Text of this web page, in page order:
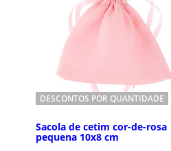
DESCONTOS POR QUANTIDADE
Sacola de cetim cor-de-rosa
pequena 10x8 cm